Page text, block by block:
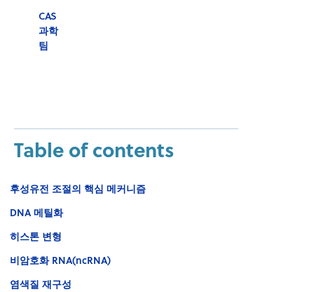
CAS
과학
팀
Table of contents
후성유전 조절의 핵심 메커니즘
DNA 메틸화
히스톤 변형
비암호화 RNA(ncRNA)
염색질 재구성